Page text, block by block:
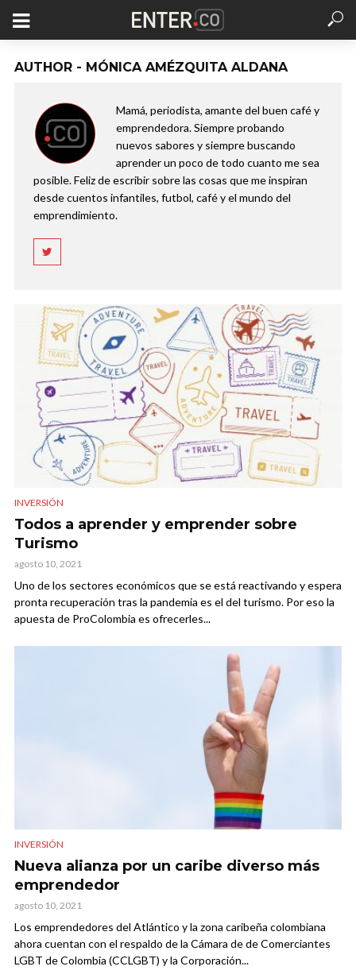
AUTHOR - MÓNICA AMÉZQUITA ALDANA
Mamá, periodista, amante del buen café y
emprendedora. Siempre probando
nuevos sabores y siempre buscando
aprender un poco de todo cuanto me sea
posible. Feliz de escribir sobre las cosas que me inspiran
desde cuentos infantiles, futbol, café y el mundo del
emprendimiento.
INVERSIÓN
Todos a aprender y emprender sobre
Turismo
agosto 10, 2021
Uno de los sectores económicos que se está reactivando y espera
pronta recuperación tras la pandemia es el del turismo. Por eso la
apuesta de ProColombia es ofrecerles...
INVERSIÓN
Nueva alianza por un caribe diverso más
emprendedor
agosto 10, 2021
Los emprendedores del Atlántico y la zona caribeña colombiana
ahora cuentan con el respaldo de la Cámara de de Comerciantes
LGBT de Colombia (CCLGBT) y la Corporación...